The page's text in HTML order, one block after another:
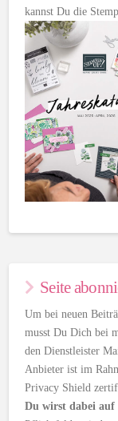
kannst Du die
Seite
Um bei neuen
musst Du Dich bei
den Dienstleister
Anbieter ist im
Privacy Shield
Du wirst dabei auf